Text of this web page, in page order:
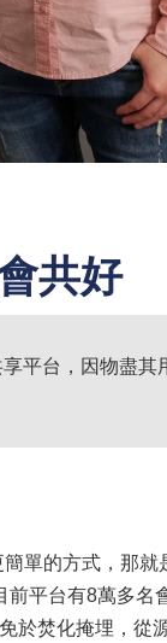
共好
平台，因物盡其
單的方式，那就
平台有8萬多名
於焚化掩埋，從